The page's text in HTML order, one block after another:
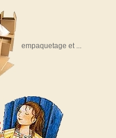
empaquetage et ...